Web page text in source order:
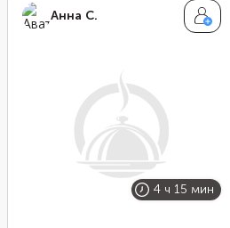
Анна С.
4 ч 15 мин